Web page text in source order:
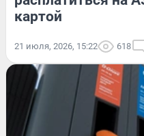
картой
21 июля, 2026, 15:22 618